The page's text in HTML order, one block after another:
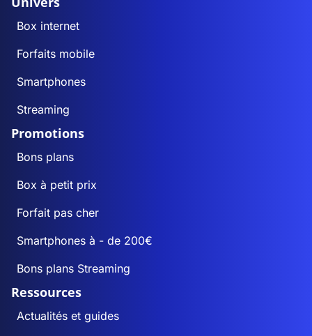
Box internet
Forfaits mobile
Smartphones
Streaming
Promotions
Bons plans
Box à petit prix
Forfait pas cher
Smartphones à - de 200€
Bons plans Streaming
Ressources
Actualités et guides